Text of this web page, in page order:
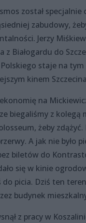
został
zabudowy,
Jerzy
z Białogardu do
staje na tym
kinem
na
biegaliśmy z kolegą
żeby
A jak nie było
biletów do
się w kinie
do picia. Dziś ten
budynek
z pracy w